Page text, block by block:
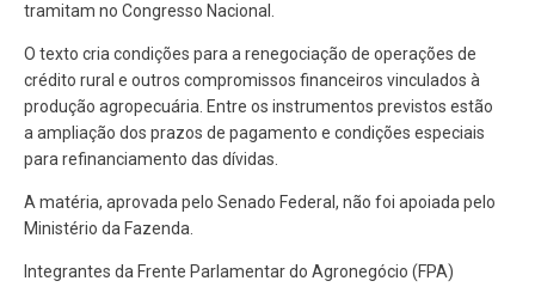
tramitam no Congresso Nacional.
O texto cria condições para a renegociação de operações de
crédito rural e outros compromissos financeiros vinculados à
produção agropecuária. Entre os instrumentos previstos estão
a ampliação dos prazos de pagamento e condições especiais
para refinanciamento das dívidas.
A matéria, aprovada pelo Senado Federal, não foi apoiada pelo
Ministério da Fazenda.
Integrantes da Frente Parlamentar do Agronegócio (FPA)